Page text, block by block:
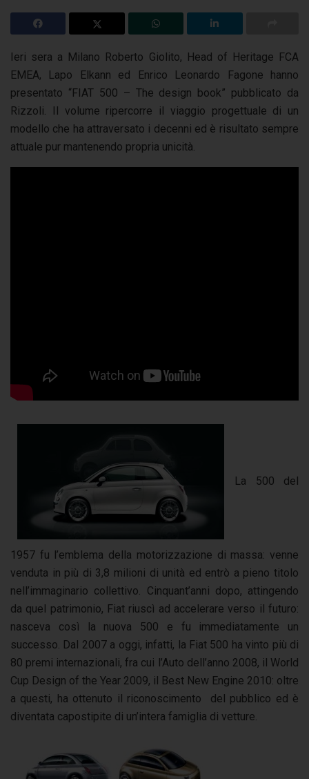
Ieri sera a Milano Roberto Giolito, Head of Heritage FCA
EMEA, Lapo Elkann ed Enrico Leonardo Fagone hanno
presentato “FIAT 500 – The design book” pubblicato da
Rizzoli. Il volume ripercorre il viaggio progettuale di un
modello che ha attraversato i decenni ed è risultato sempre
attuale pur mantenendo propria unicità.
La 500 del
1957 fu l’emblema della motorizzazione di massa: venne
venduta in più di 3,8 milioni di unità ed entrò a pieno titolo
nell’immaginario collettivo. Cinquant’anni dopo, attingendo
da quel patrimonio, Fiat riuscì ad accelerare verso il futuro:
nasceva così la nuova 500 e fu immediatamente un
successo. Dal 2007 a oggi, infatti, la Fiat 500 ha vinto più di
80 premi internazionali, fra cui l’Auto dell’anno 2008, il World
Cup Design of the Year 2009, il Best New Engine 2010: oltre
a questi, ha ottenuto il riconoscimento del pubblico ed è
diventata capostipite di un’intera famiglia di vetture.